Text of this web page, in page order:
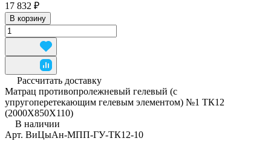
17 832 ₽
В корзину
Рассчитать доставку
Матрац противопролежневый гелевый (с
упругоперетекающим гелевым элементом) №1 ТК12
(2000Х850Х110)
В наличии
Арт. ВиЦыАн-МПП-ГУ-ТК12-10